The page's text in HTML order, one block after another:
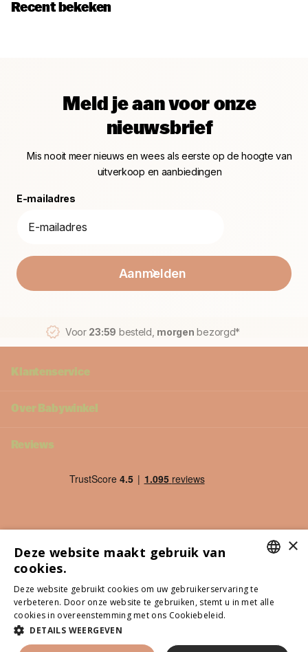
Recent bekeken
Meld je aan voor onze
nieuwsbrief
Mis nooit meer nieuws en wees als eerste op de hoogte van
uitverkoop en aanbiedingen
E-mailadres
Aanmelden
Voor 23:59 besteld, morgen bezorgd*
Klantenservice
Over Babywinkel
Reviews
©2026Babywinkel - Alle genoemde prijzen zijn inclusief btw
NL (EUR €)
Menu
ITALIAN
×
Deze website maakt gebruik van
cookies.
Deze website gebruikt cookies om uw gebruikerservaring te
verbeteren. Door onze website te gebruiken, stemt u in met alle
cookies in overeenstemming met ons Cookiebeleid.
DETAILS WEERGEVEN